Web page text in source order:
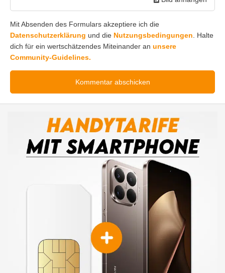
Mit Absenden des Formulars akzeptiere ich die
Datenschutzerklärung und die Nutzungsbedingungen . Halte
dich für ein wertschätzendes Miteinander an unsere
Community-Guidelines.